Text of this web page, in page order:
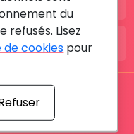
RDV MÉDICAL By
du
refusés. Lisez
cookies pour